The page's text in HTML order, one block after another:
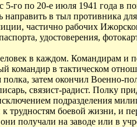
го по 20-е июля 1941 года в
в тыл противника
частично рабочих
удостоверения,
в каждом. Командирам и
в тактическом
затем окончил Военно-
связист-радист. Полку
подразделения
боевой жизни, и
получали на заводе или в